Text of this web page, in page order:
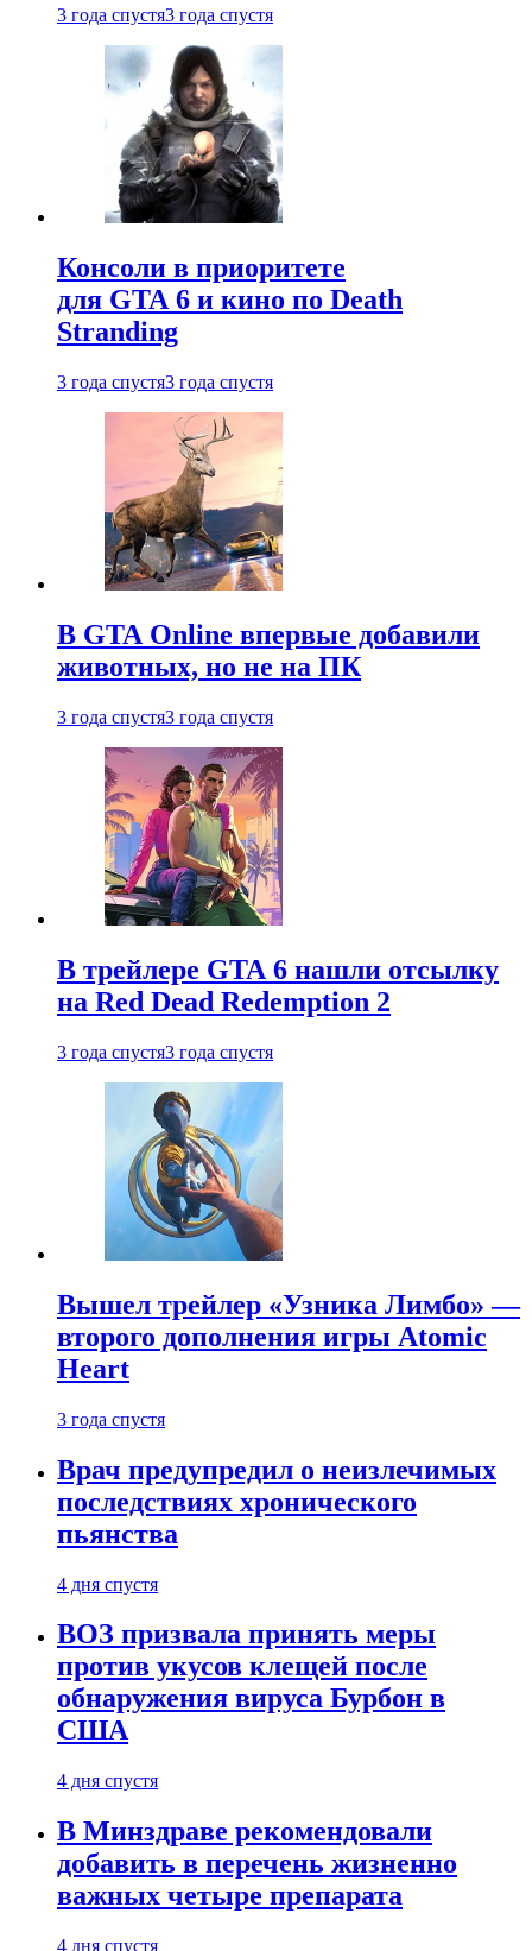
3 года спустя3 года спустя
Консоли в приоритете
для GTA 6 и кино по Death
Stranding
3 года спустя3 года спустя
В GTA Online впервые добавили
животных, но не на ПК
3 года спустя3 года спустя
В трейлере GTA 6 нашли отсылку
на Red Dead Redemption 2
3 года спустя3 года спустя
Вышел трейлер «Узника Лимбо» —
второго дополнения игры Atomic
Heart
3 года спустя
Врач предупредил о неизлечимых
последствиях хронического
пьянства
4 дня спустя
ВОЗ призвала принять меры
против укусов клещей после
обнаружения вируса Бурбон в
США
4 дня спустя
В Минздраве рекомендовали
добавить в перечень жизненно
важных четыре препарата
4 дня спустя